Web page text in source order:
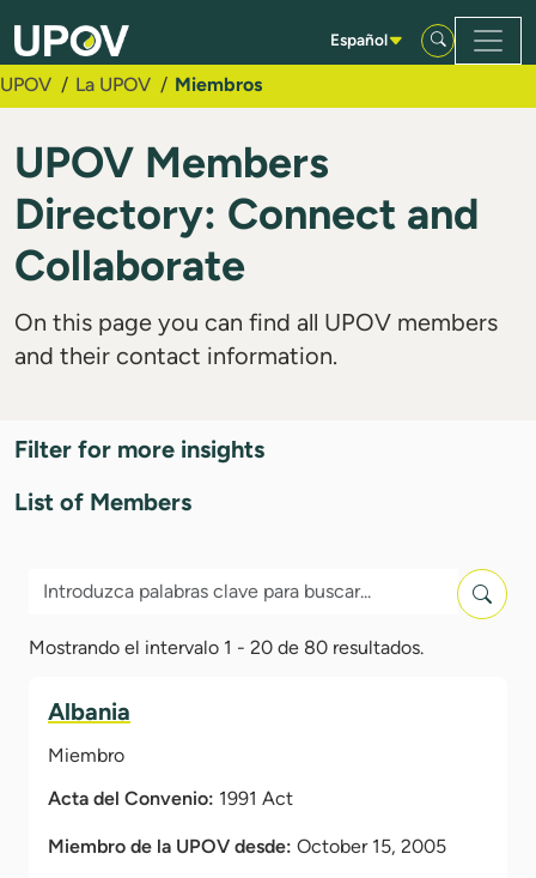
Saltar al contenido principal
Español
UPOV La UPOV Miembros
UPOV Members
Directory: Connect and
Collaborate
On this page you can find all UPOV members
and their contact information.
Filter for more insights
List of Members
Mostrando el intervalo 1 - 20 de 80 resultados.
Albania
Miembro
Acta del Convenio: 1991 Act
Miembro de la UPOV desde: October 15, 2005